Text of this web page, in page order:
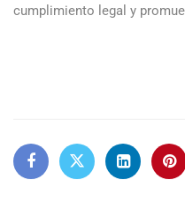
cumplimiento legal y